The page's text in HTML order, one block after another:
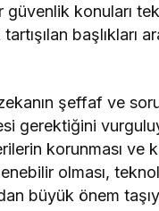
güvenlik konuları
başlıkları
şeffaf ve
gerektiğini
korunması ve
olması,
büyük önem